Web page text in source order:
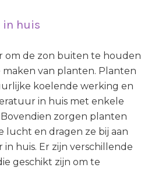
in huis
om de zon buiten te houden
van planten. Planten
koelende werking en
in huis met enkele
zorgen planten
lucht en dragen ze bij aan
huis. Er zijn verschillende
geschikt zijn om te